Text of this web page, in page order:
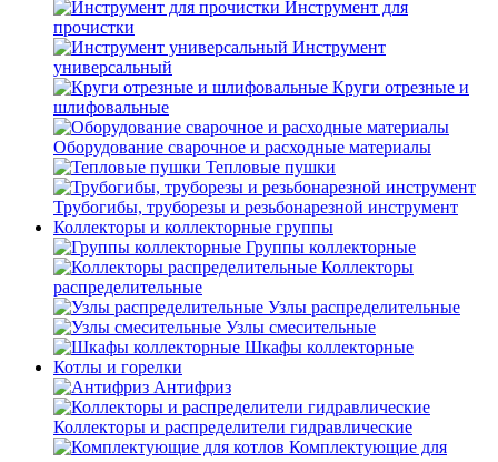
Инструмент для
прочистки
Инструмент
универсальный
Круги отрезные и
шлифовальные
Оборудование сварочное и расходные материалы
Тепловые пушки
Трубогибы, труборезы и резьбонарезной инструмент
Коллекторы и коллекторные группы
Группы коллекторные
Коллекторы
распределительные
Узлы распределительные
Узлы смесительные
Шкафы коллекторные
Котлы и горелки
Антифриз
Коллекторы и распределители гидравлические
Комплектующие для